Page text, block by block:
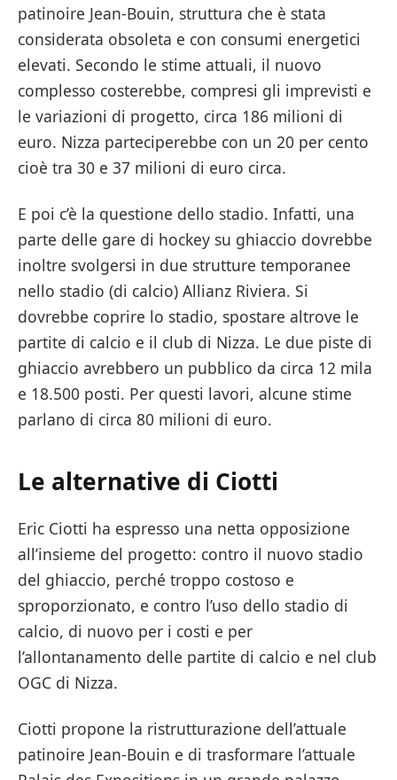
patinoire Jean-Bouin, struttura che è stata
considerata obsoleta e con consumi energetici
elevati. Secondo le stime attuali, il nuovo
complesso costerebbe, compresi gli imprevisti e
le variazioni di progetto, circa 186 milioni di
euro. Nizza parteciperebbe con un 20 per cento
cioè tra 30 e 37 milioni di euro circa.
E poi c’è la questione dello stadio. Infatti, una
parte delle gare di hockey su ghiaccio dovrebbe
inoltre svolgersi in due strutture temporanee
nello stadio (di calcio) Allianz Riviera. Si
dovrebbe coprire lo stadio, spostare altrove le
partite di calcio e il club di Nizza. Le due piste di
ghiaccio avrebbero un pubblico da circa 12 mila
e 18.500 posti. Per questi lavori, alcune stime
parlano di circa 80 milioni di euro.
Le alternative di Ciotti
Eric Ciotti ha espresso una netta opposizione
all’insieme del progetto: contro il nuovo stadio
del ghiaccio, perché troppo costoso e
sproporzionato, e contro l’uso dello stadio di
calcio, di nuovo per i costi e per
l’allontanamento delle partite di calcio e nel club
OGC di Nizza.
Ciotti propone la ristrutturazione dell’attuale
patinoire Jean-Bouin e di trasformare l’attuale